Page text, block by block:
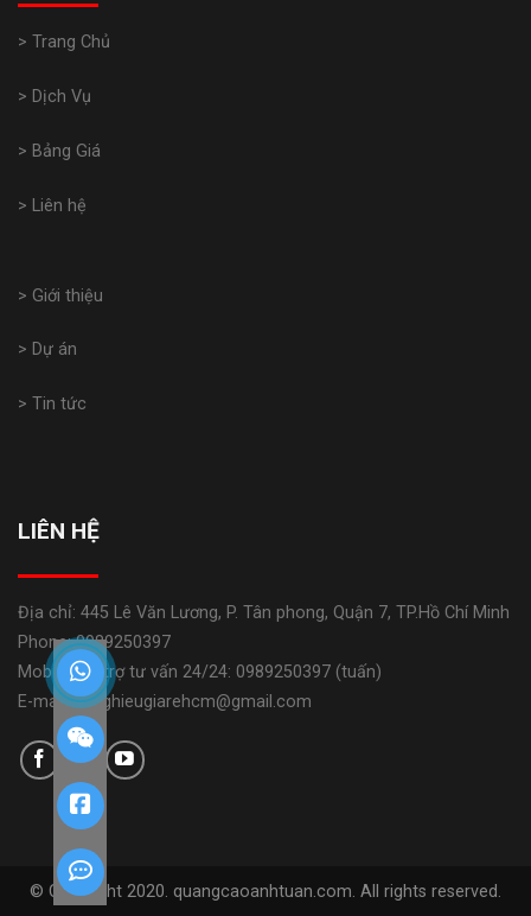
> Trang Chủ
> Dịch Vụ
> Bảng Giá
> Liên hệ
> Giới thiệu
> Dự án
> Tin tức
LIÊN HỆ
Địa chỉ: 445 Lê Văn Lương, P. Tân phong, Quận 7, TP.Hồ Chí Minh
Phone: 0989250397
Mobile: Hỗ trợ tư vấn 24/24: 0989250397 (tuấn)
E-mail: banghieugiarehcm@gmail.com
© Copyright 2020. quangcaoanhtuan.com. All rights reserved.